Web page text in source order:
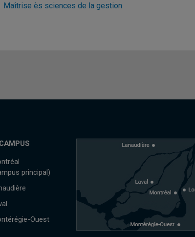
Maîtrise ès sciences de la gestion
principal)
Ouest